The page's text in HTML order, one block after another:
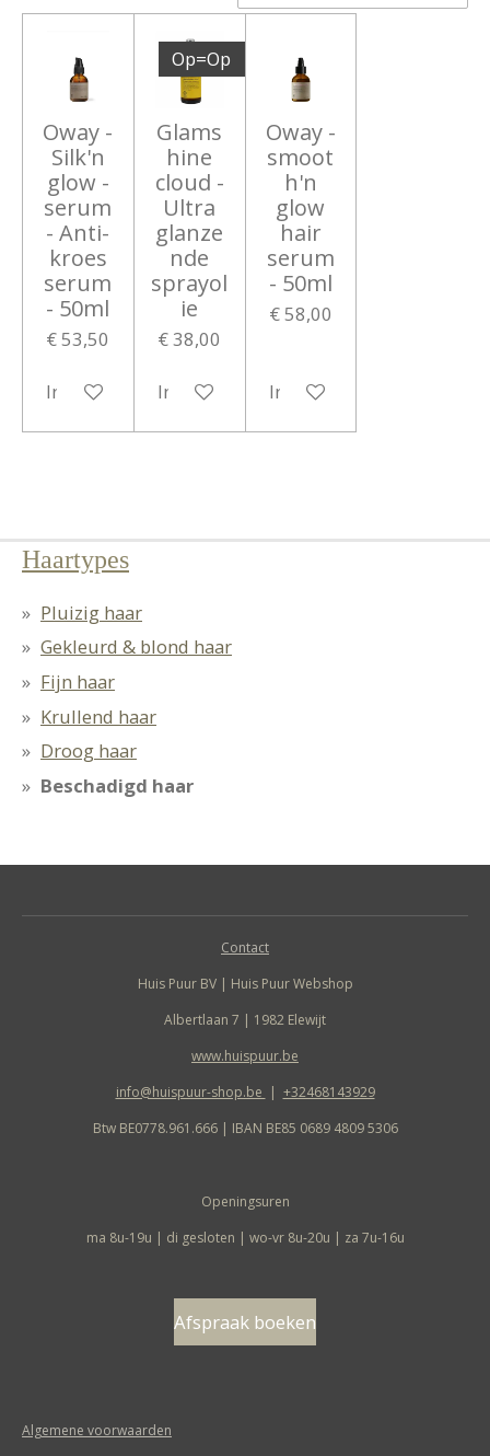
Oway -
Silk'n
glow -
serum
- Anti-
kroes
serum
- 50ml
€ 53,50
In winkelwagen
Op=Op
Glams
hine
cloud -
Ultra
glanze
nde
sprayol
ie
€ 38,00
In winkelwagen
Oway -
smoot
h'n
glow
hair
serum
- 50ml
€ 58,00
In winkelwagen
Haartypes
Pluizig haar
Gekleurd & blond haar
Fijn haar
Krullend haar
Droog haar
Beschadigd haar
Contact
Huis Puur BV | Huis Puur Webshop
Albertlaan 7 | 1982 Elewijt
www.huispuur.be
info@huispuur-shop.be | +32468143929
Btw BE0778.961.666 | IBAN BE85 0689 4809 5306
Openingsuren
ma 8u-19u | di gesloten | wo-vr 8u-20u | za 7u-16u
Afspraak boeken
Algemene voorwaarden